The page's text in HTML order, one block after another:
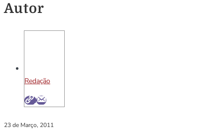
Autor
Redação
23 de Março, 2011